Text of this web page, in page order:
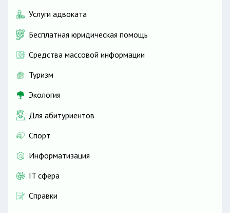
Услуги адвоката
Бесплатная юридическая помощь
Средства массовой информации
Туризм
Экология
Для абитуриентов
Спорт
Информатизация
IT сфера
Справки